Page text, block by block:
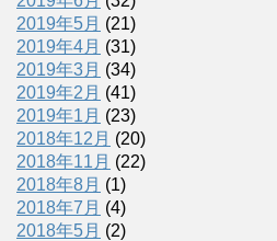
2019年5月 (21)
2019年4月 (31)
2019年3月 (34)
2019年2月 (41)
2019年1月 (23)
2018年12月 (20)
2018年11月 (22)
2018年8月 (1)
2018年7月 (4)
2018年5月 (2)